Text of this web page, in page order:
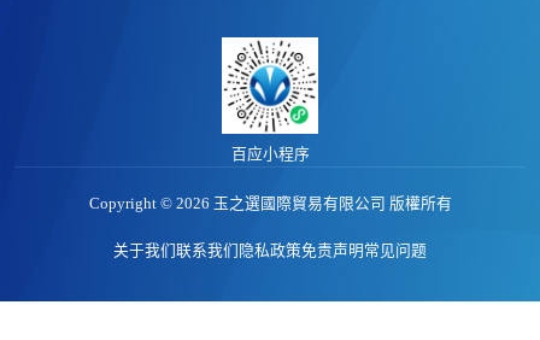
价格行情
专题报告
百应小程序
Copyright © 2026 玉之選國際貿易有限公司 版權所有
关于我们 联系我们 隐私政策免责声明 常见问题